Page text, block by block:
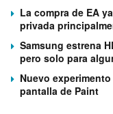
La compra de EA
privada
Samsung estrena
pero solo para
Nuevo experimento
pantalla de Paint